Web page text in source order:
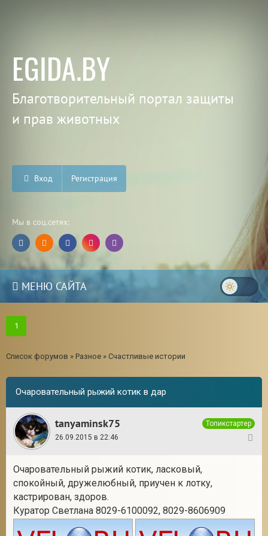
EGIDA.BY
Благотворительный портал защиты
и прав животных
Вход Регистрация
Мы в соц.сетях:
МЕНЮ САЙТА
1
Список форумов » Разное » Счастливые истории
Очаровательный рыжий котик в дар
tanyaminsk75
Топикстартер
26.09.2015 в 22:46
Очаровательный рыжий котик, ласковый,
спокойный, дружелюбный, приучен к лотку,
кастрирован, здоров.
Куратор Светлана 8029-6100092, 8029-8606909